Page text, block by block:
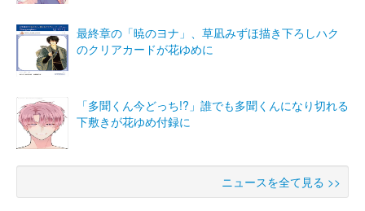
最終章の「暁のヨナ」、草凪みずほ描き下ろしハク
のクリアカードが花ゆめに
「多聞くん今どっち!?」誰でも多聞くんになり切れる
下敷きが花ゆめ付録に
ニュースを全て見る >>